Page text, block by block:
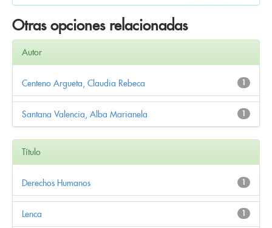
Otras opciones relacionadas
Autor
1
Centeno Argueta, Claudia Rebeca
1
Santana Valencia, Alba Marianela
Título
1
Derechos Humanos
1
Lenca